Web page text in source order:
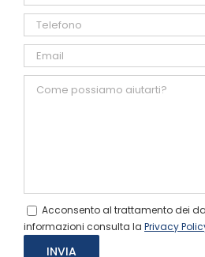
Acconsento al trattamento dei
informazioni consulta la Privacy